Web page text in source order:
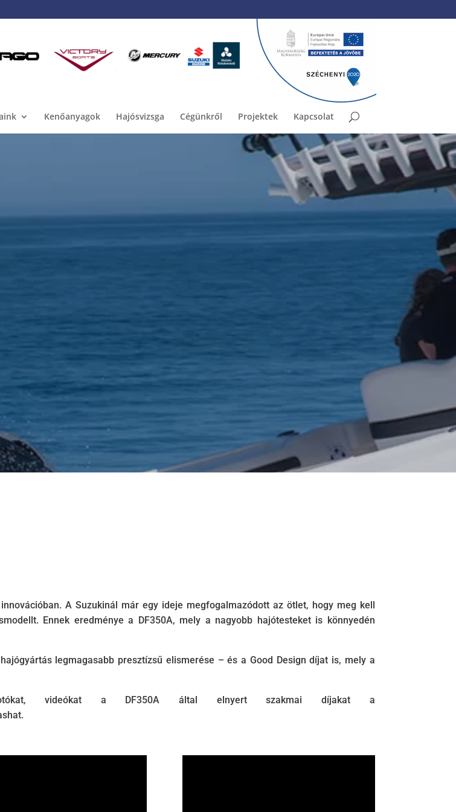
Kenőanyagok Hajósvizsga Cégünkről Projektek Kapcsolat
A Suzukinál már egy ideje megfogalmazódott az ötlet, hogy meg kell
Ennek eredménye a DF350A, mely a nagyobb hajótesteket is könnyedén
legmagasabb presztízsű elismerése – és a Good Design díjat is, mely a
videókat a DF350A által elnyert szakmai díjakat a